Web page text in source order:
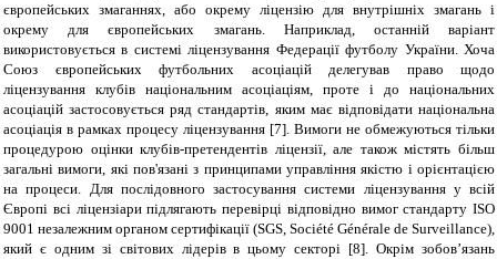
європейських змаганнях, або окрему ліцензію для внутрішніх змагань і
окрему для європейських змагань. Наприклад, останній варіант
використовується в системі ліцензування Федерації футболу України. Хоча
Союз європейських футбольних асоціацій делегував право щодо
ліцензування клубів національним асоціаціям, проте і до національних
асоціацій застосовується ряд стандартів, яким має відповідати національна
асоціація в рамках процесу ліцензування [7]. Вимоги не обмежуються тільки
процедурою оцінки клубів-претендентів ліцензії, але також містять більш
загальні вимоги, які пов'язані з принципами управління якістю і орієнтацією
на процеси. Для послідовного застосування системи ліцензування у всій
Європі всі ліцензіари підлягають перевірці відповідно вимог стандарту ISO
9001 незалежним органом сертифікації (SGS, Société Générale de Surveillance),
який є одним зі світових лідерів в цьому секторі [8]. Окрім зобов’язань